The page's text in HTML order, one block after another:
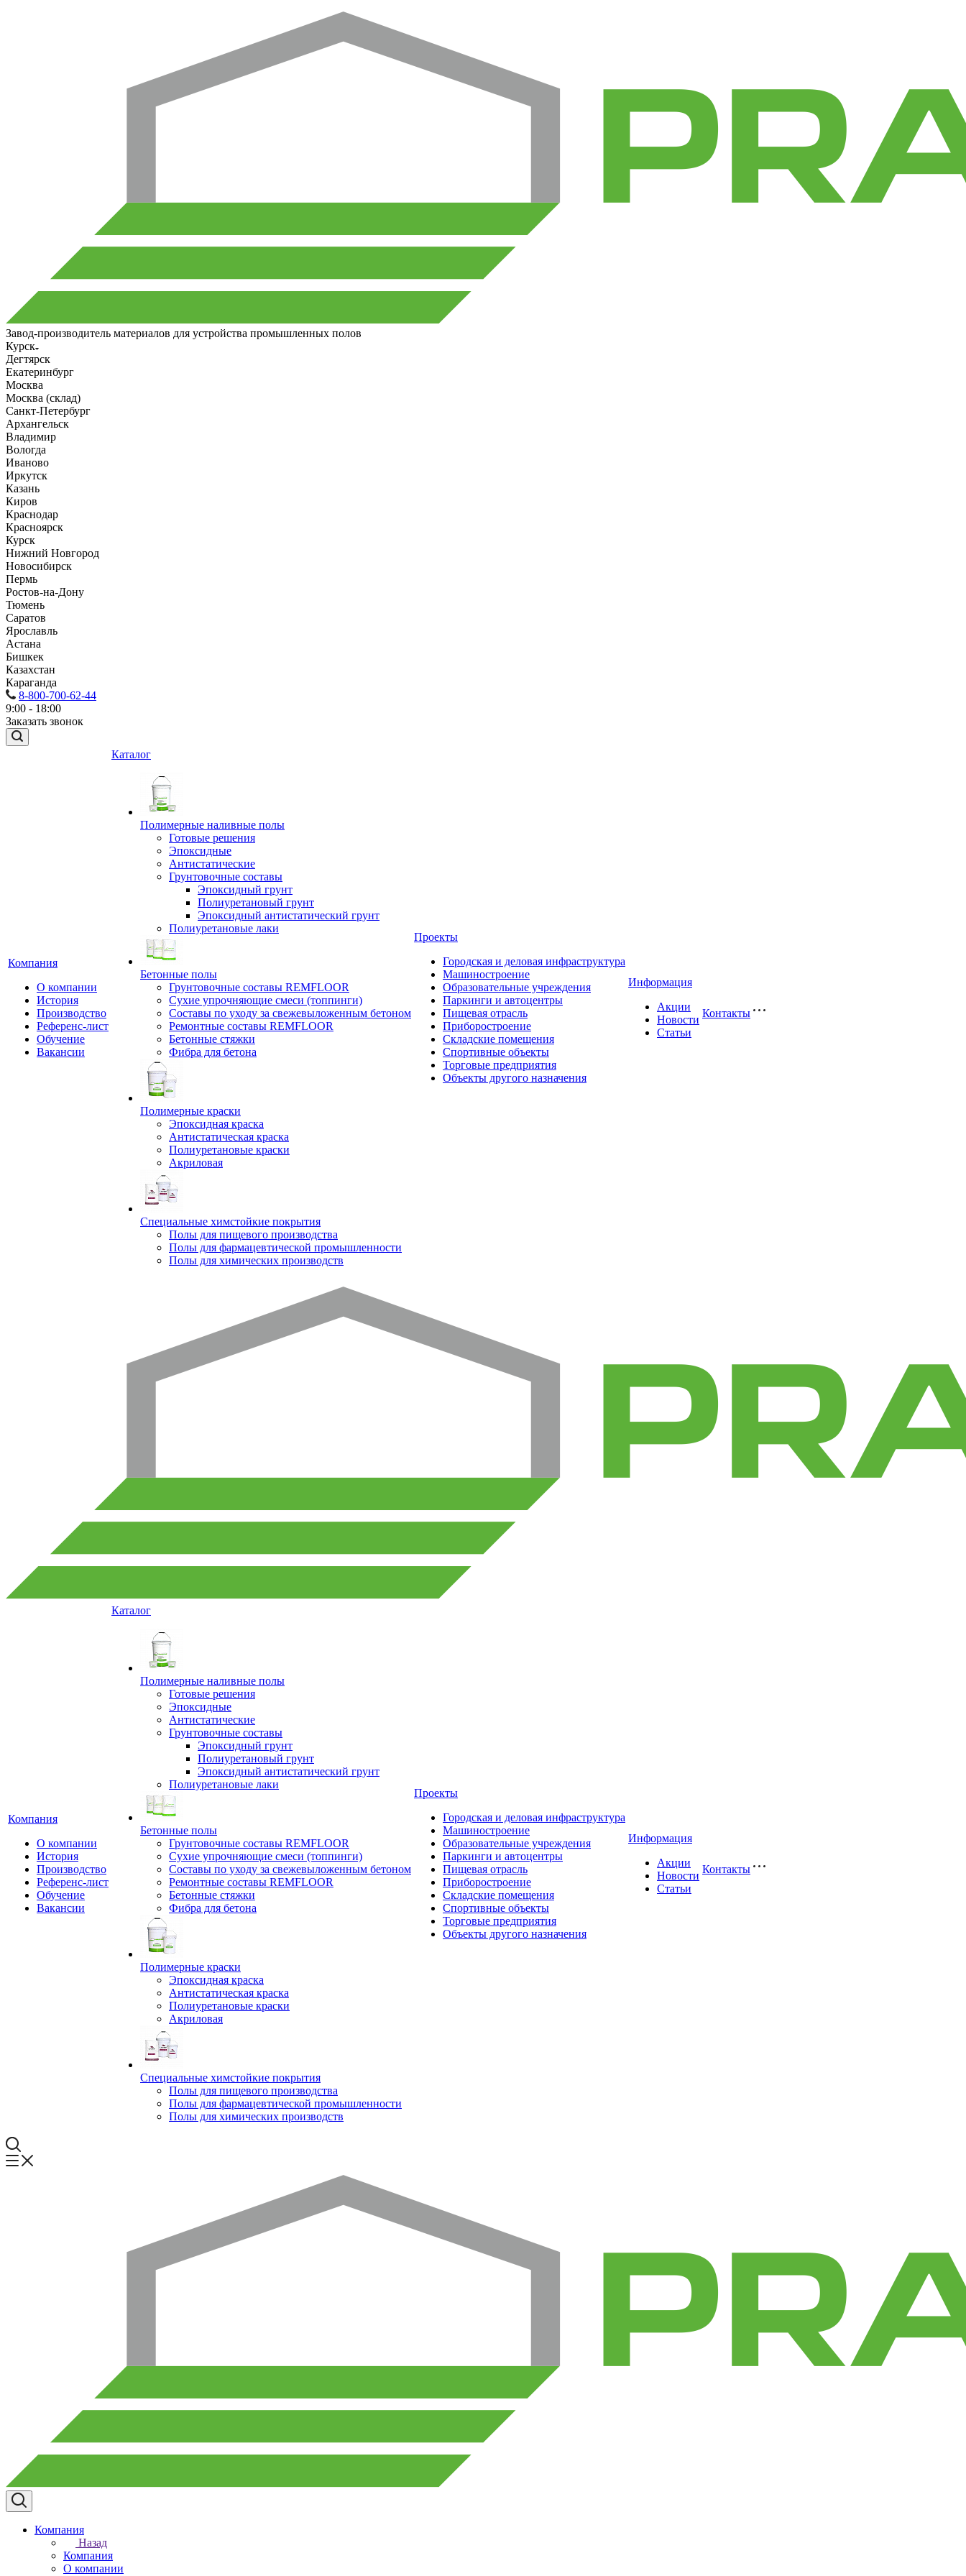
Завод-производитель материалов для устройства промышленных полов
Курск
Дегтярск
Екатеринбург
Москва
Москва (склад)
Санкт-Петербург
Архангельск
Владимир
Вологда
Иваново
Иркутск
Казань
Киров
Краснодар
Красноярск
Курск
Нижний Новгород
Новосибирск
Пермь
Ростов-на-Дону
Тюмень
Саратов
Ярославль
Астана
Бишкек
Казахстан
Караганда
8-800-700-62-44
9:00 - 18:00
Заказать звонок
Компания
О компании
История
Производство
Референс-лист
Обучение
Вакансии
Каталог
Полимерные наливные полы
Готовые решения
Эпоксидные
Антистатические
Грунтовочные составы
Эпоксидный грунт
Полиуретановый грунт
Эпоксидный антистатический грунт
Полиуретановые лаки
Бетонные полы
Грунтовочные составы REMFLOOR
Сухие упрочняющие смеси (топпинги)
Составы по уходу за свежевыложенным бетоном
Ремонтные составы REMFLOOR
Бетонные стяжки
Фибра для бетона
Полимерные краски
Эпоксидная краска
Антистатическая краска
Полиуретановые краски
Акриловая
Специальные химстойкие покрытия
Полы для пищевого производства
Полы для фармацевтической промышленности
Полы для химических производств
Проекты
Городская и деловая инфраструктура
Машиностроение
Образовательные учреждения
Паркинги и автоцентры
Пищевая отрасль
Приборостроение
Складские помещения
Спортивные объекты
Торговые предприятия
Объекты другого назначения
Информация
Акции
Новости
Статьи
Контакты
Компания
О компании
История
Производство
Референс-лист
Обучение
Вакансии
Каталог
Полимерные наливные полы
Готовые решения
Эпоксидные
Антистатические
Грунтовочные составы
Эпоксидный грунт
Полиуретановый грунт
Эпоксидный антистатический грунт
Полиуретановые лаки
Бетонные полы
Грунтовочные составы REMFLOOR
Сухие упрочняющие смеси (топпинги)
Составы по уходу за свежевыложенным бетоном
Ремонтные составы REMFLOOR
Бетонные стяжки
Фибра для бетона
Полимерные краски
Эпоксидная краска
Антистатическая краска
Полиуретановые краски
Акриловая
Специальные химстойкие покрытия
Полы для пищевого производства
Полы для фармацевтической промышленности
Полы для химических производств
Проекты
Городская и деловая инфраструктура
Машиностроение
Образовательные учреждения
Паркинги и автоцентры
Пищевая отрасль
Приборостроение
Складские помещения
Спортивные объекты
Торговые предприятия
Объекты другого назначения
Информация
Акции
Новости
Статьи
Контакты
Компания
Назад
Компания
О компании